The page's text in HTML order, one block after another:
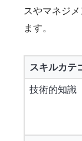
スやマネジ
ます。
スキルカテ
技術的知識